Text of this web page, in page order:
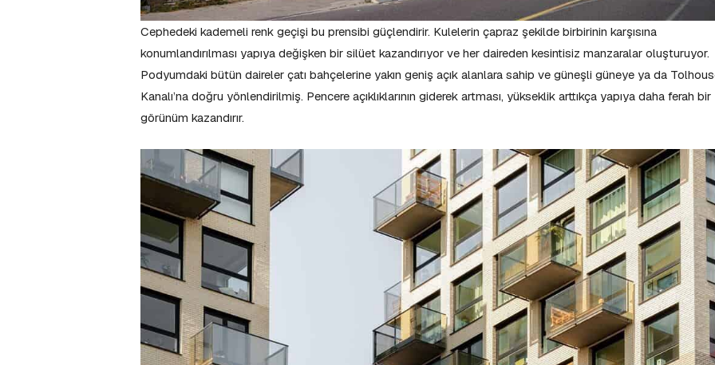
Cephedeki kademeli renk geçişi bu prensibi güçlendirir. Kulelerin çapraz şekilde birbirinin karşısına
konumlandırılması yapıya değişken bir silüet kazandırıyor ve her daireden kesintisiz manzaralar oluşturuyor.
Podyumdaki bütün daireler çatı bahçelerine yakın geniş açık alanlara sahip ve güneşli güneye ya da
Kanalı’na doğru yönlendirilmiş. Pencere açıklıklarının giderek artması, yükseklik arttıkça yapıya daha ferah bir
görünüm kazandırır.